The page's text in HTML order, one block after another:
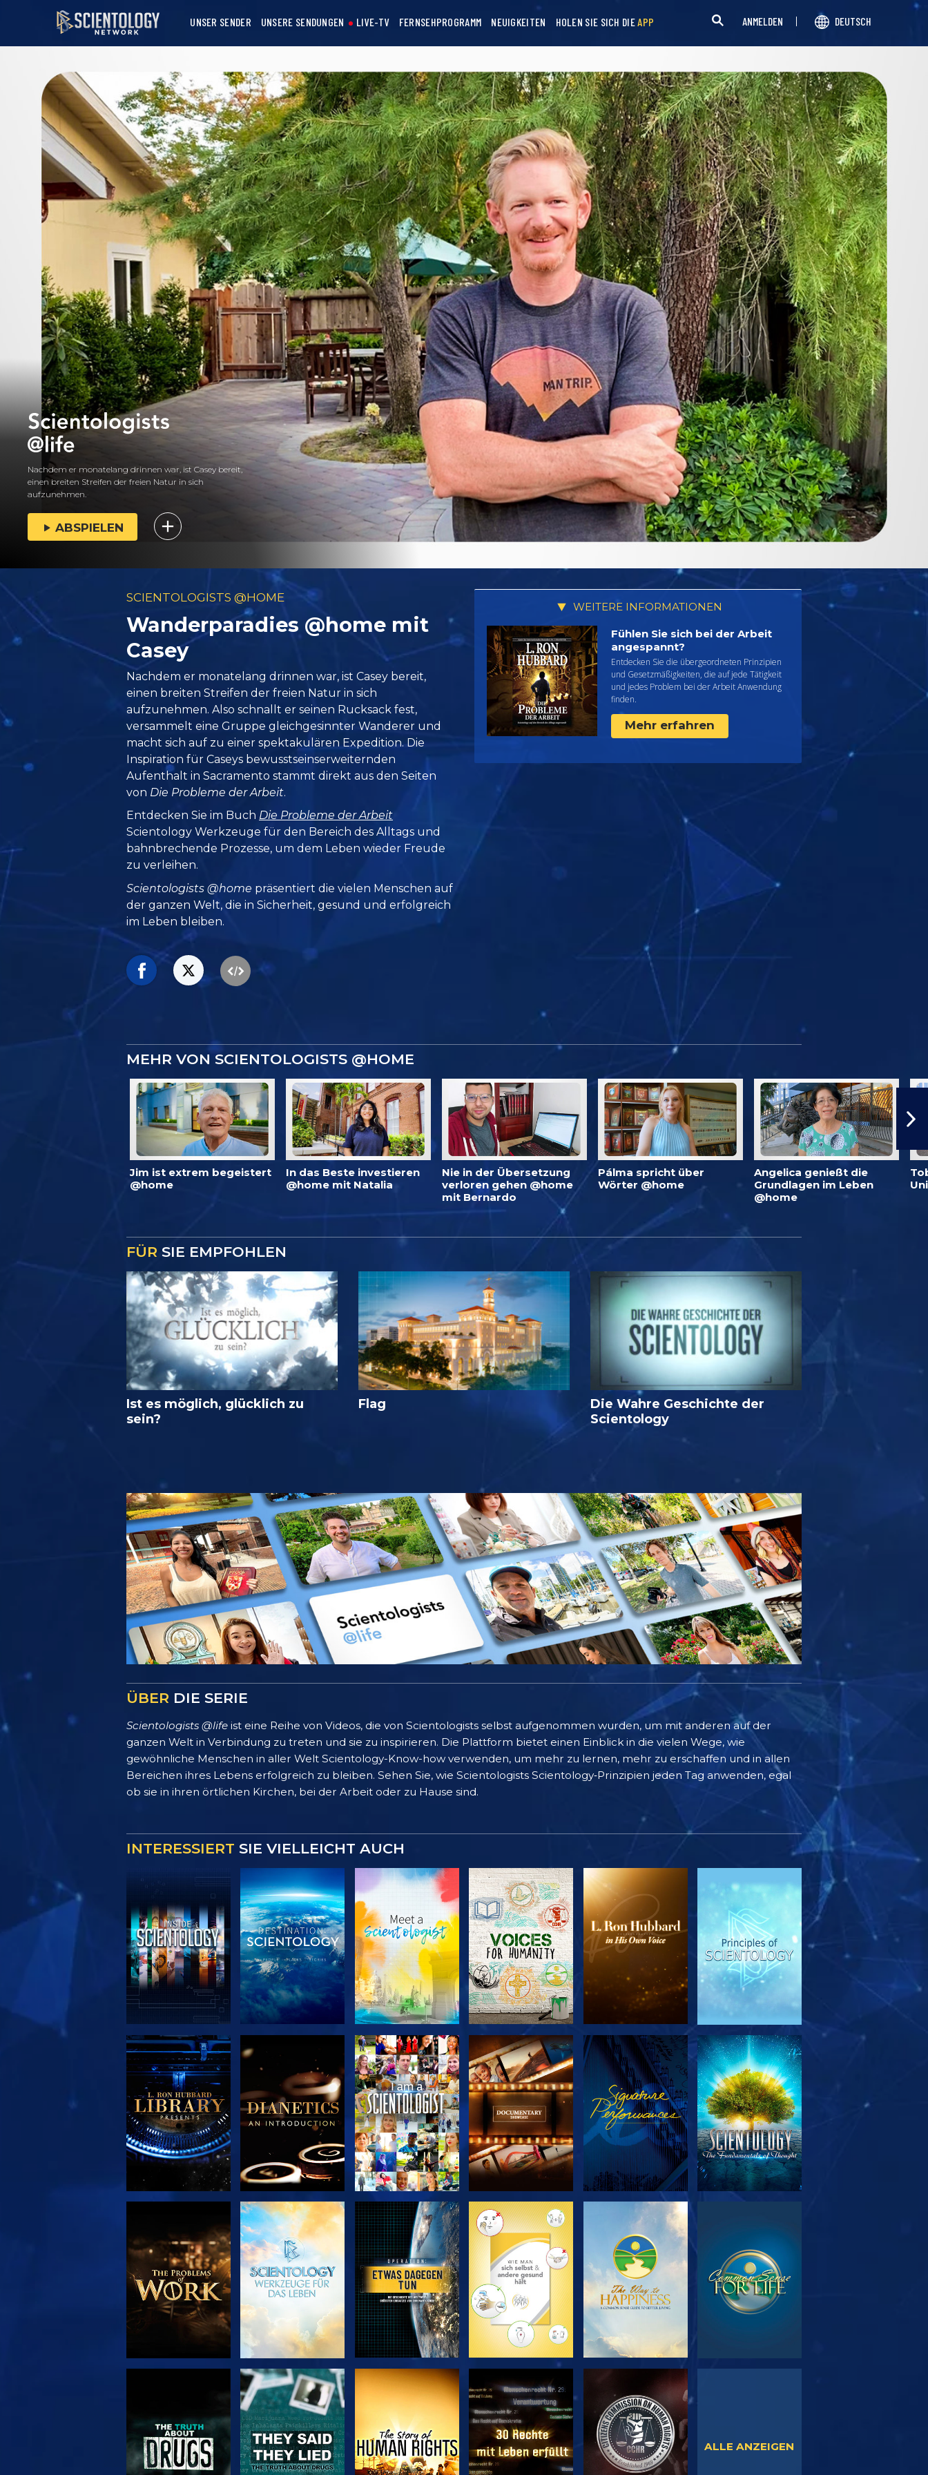
UNSER SENDER UNSERE SENDUNGEN LIVE-TV FERNSEHPROGRAMM NEUIGKEITEN HOLEN SIE SICH DIEAPP ANMELDEN DEUTSCH
Nachdem er monatelang drinnen war, ist Casey bereit,
einen breiten Streifen der freien Natur in sich
aufzunehmen.
ABSPIELEN
SCIENTOLOGISTS @HOME
Wander­paradies @home mit
Casey
Nachdem er monatelang drinnen war, ist Casey bereit,
einen breiten Streifen der freien Natur in sich
aufzunehmen. Also schnallt er seinen Rucksack fest,
versammelt eine Gruppe gleichgesinnter Wanderer und
macht sich auf zu einer spektakulären Expedition. Die
Inspiration für Caseys bewusstseinserweiternden
Aufenthalt in Sacramento stammt direkt aus den Seiten
von Die Probleme der Arbeit.
Entdecken Sie im Buch Die Probleme der Arbeit
Scientology Werkzeuge für den Bereich des Alltags und
bahnbrechende Prozesse, um dem Leben wieder Freude
zu verleihen.
Scientologists @home präsentiert die vielen Menschen auf
der ganzen Welt, die in Sicherheit, gesund und erfolgreich
im Leben bleiben.
WEITERE INFORMATIONEN
Fühlen Sie sich bei der Arbeit
angespannt?
Entdecken Sie die übergeordneten Prinzipien
und Gesetzmäßigkeiten, die auf jede Tätigkeit
und jedes Problem bei der Arbeit Anwendung
finden.
Mehr erfahren
MEHR VON SCIENTOLOGISTS @HOME
Jim ist extrem begeistert
@home
In das Beste investieren
@home mit Natalia
Nie in der Übersetzung
verloren gehen @home
mit Bernardo
Pálma spricht über
Wörter @home
Angelica genießt die
Grundlagen im Leben
@home
FÜR SIE EMPFOHLEN
Ist es möglich, glücklich zu
sein?
Flag
Die Wahre Geschichte der
Scientology
ÜBER DIE SERIE
Scientologists @life ist eine Reihe von Videos, die von Scientologists selbst aufgenommen wurden, um mit anderen auf der
ganzen Welt in Verbindung zu treten und sie zu inspirieren. Die Plattform bietet einen Einblick in die vielen Wege, wie
gewöhnliche Menschen in aller Welt Scientology-Know-how verwenden, um mehr zu lernen, mehr zu erschaffen und in allen
Bereichen ihres Lebens erfolgreich zu bleiben. Sehen Sie, wie Scientologists Scientology‑Prinzipien jeden Tag anwenden, egal
ob sie in ihren örtlichen Kirchen, bei der Arbeit oder zu Hause sind.
INTERESSIERT SIE VIELLEICHT AUCH
SERIE
ENTDECKEN
SERIE
ENTDECKEN
SERIE
ENTDECKEN
SERIE
ENTDECKEN
SERIE
ENTDECKEN
ANSEHEN
SERIE
ENTDECKEN
ANSEHEN
SERIE
ENTDECKEN
SERIE
ENTDECKEN
SERIE
ENTDECKEN
ANSEHEN ANSEHEN ANSEHEN ANSEHEN
ALLE ANZEIGEN